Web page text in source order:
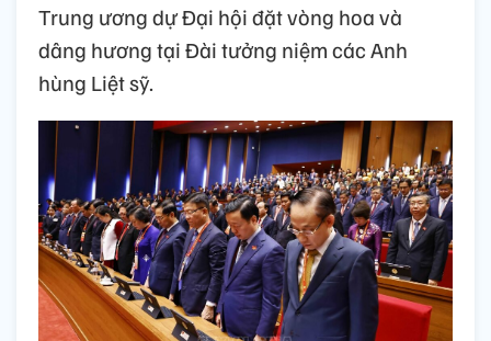
Trung ương dự Đại hội đặt vòng hoa và
dâng hương tại Đài tưởng niệm các Anh
hùng Liệt sỹ.